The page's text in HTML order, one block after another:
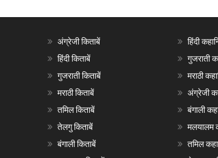
अंग्रेजी किताबें
हिंदी किताबें
गुजराती किताबें
मराठी किताबें
तमिल किताबें
तेलगु किताबें
बंगाली किताबें
हिंदी
गुजराती
मराठी
अंग्रेजी
बंगाली
मलयालम
तमिल